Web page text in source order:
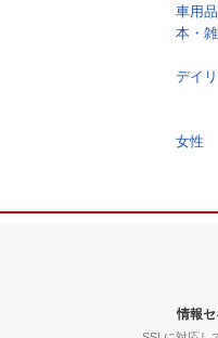
車用
本・
デイ
女性
情報